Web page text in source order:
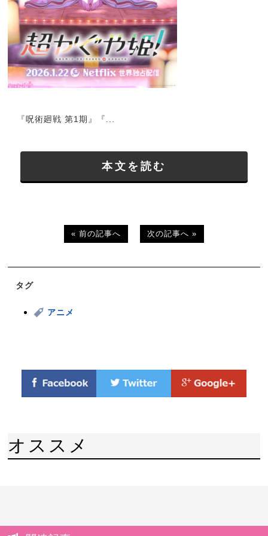
『呪術廻戦 第1期』『...
本文を読む
« 前の記事へ 次の記事へ »
タグ
アニメ
オススメ